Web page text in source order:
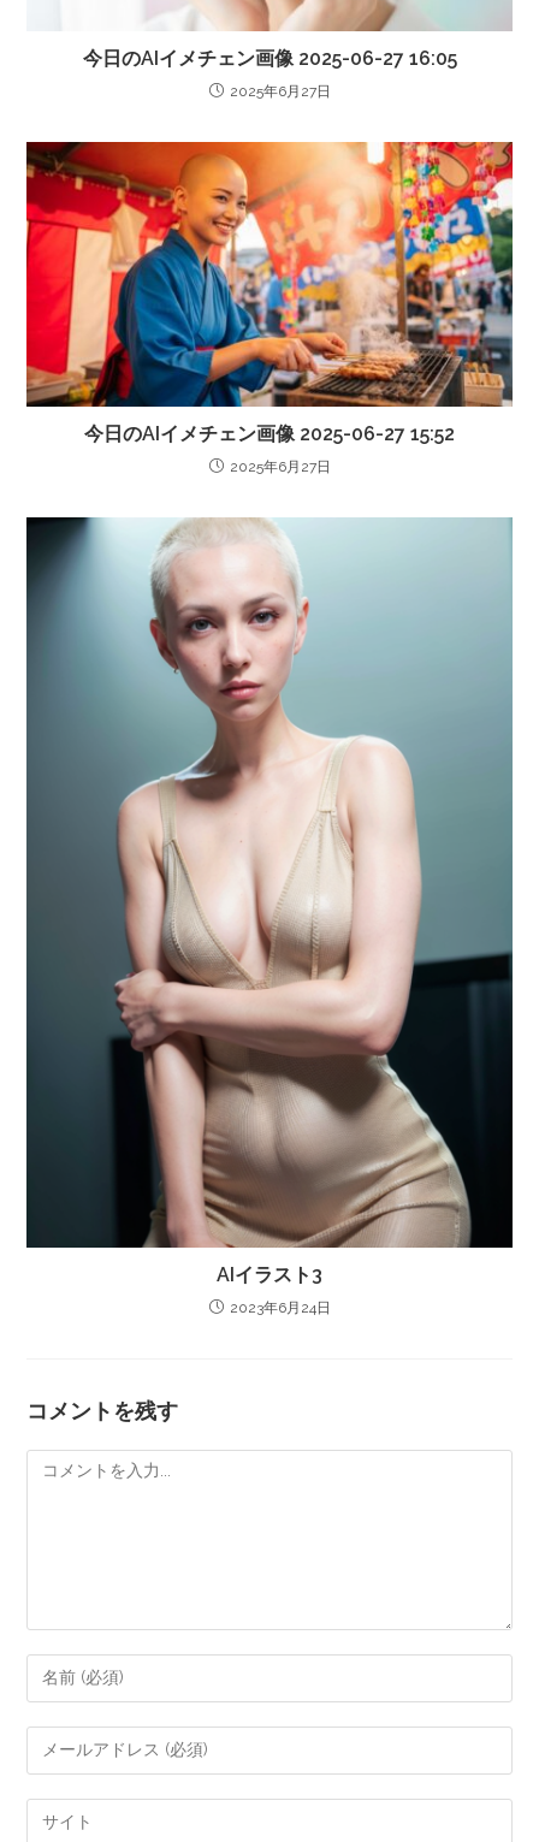
今日のAIイメチェン画像 2025-06-27 16:05
2025年6月27日
今日のAIイメチェン画像 2025-06-27 15:52
2025年6月27日
AIイラスト3
2023年6月24日
コメントを残す